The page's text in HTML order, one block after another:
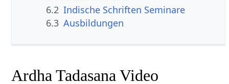
6.2 Indische Schriften Seminare
6.3 Ausbildungen
Ardha Tadasana Video